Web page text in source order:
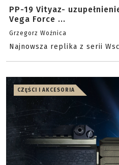
PP-19 Vityaz-
Vega Force ...
Grzegorz Woźnica
Najnowsza replika z serii
CZĘŚCI I AKCESORIA